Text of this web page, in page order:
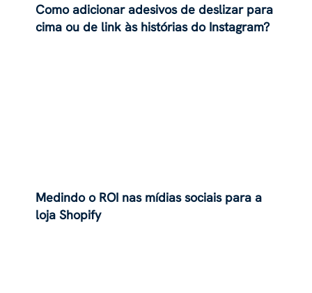
Como adicionar adesivos de deslizar para
cima ou de link às histórias do Instagram?
Medindo o ROI nas mídias sociais para a
loja Shopify